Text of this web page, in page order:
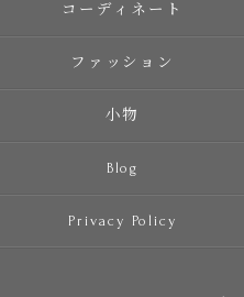
コーディネート
ファッション
小物
Blog
Privacy Policy